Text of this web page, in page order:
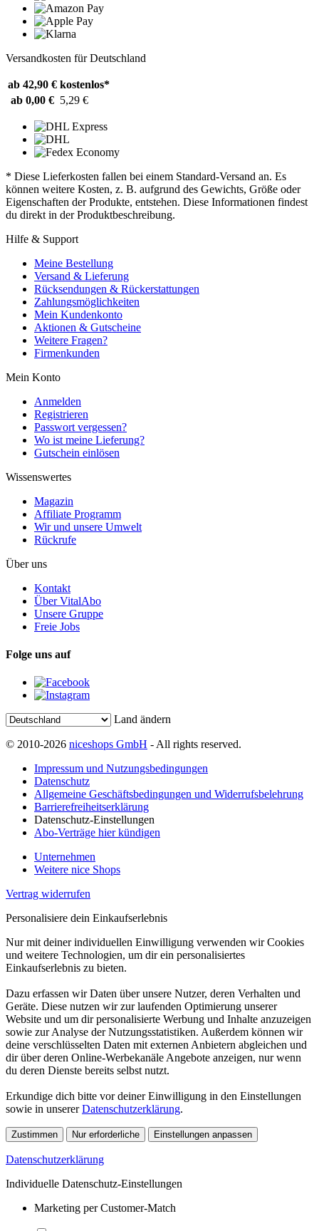
Versandkosten für Deutschland
ab 42,90 € kostenlos*
ab 0,00 € 5,29 €
* Diese Lieferkosten fallen bei einem Standard-Versand an. Es
können weitere Kosten, z. B. aufgrund des Gewichts, Größe oder
Eigenschaften der Produkte, entstehen. Diese Informationen findest
du direkt in der Produktbeschreibung.
Hilfe & Support
Meine Bestellung
Versand & Lieferung
Rücksendungen & Rückerstattungen
Zahlungsmöglichkeiten
Mein Kundenkonto
Aktionen & Gutscheine
Weitere Fragen?
Firmenkunden
Mein Konto
Anmelden
Registrieren
Passwort vergessen?
Wo ist meine Lieferung?
Gutschein einlösen
Wissenswertes
Magazin
Affiliate Programm
Wir und unsere Umwelt
Rückrufe
Über uns
Kontakt
Über VitalAbo
Unsere Gruppe
Freie Jobs
Folge uns auf
Land ändern
© 2010-2026 niceshops GmbH - All rights reserved.
Impressum und Nutzungsbedingungen
Datenschutz
Allgemeine Geschäftsbedingungen und Widerrufsbelehrung
Barrierefreiheitserklärung
Datenschutz-Einstellungen
Abo-Verträge hier kündigen
Unternehmen
Weitere nice Shops
Vertrag widerrufen
Personalisiere dein Einkaufserlebnis
Nur mit deiner individuellen Einwilligung verwenden wir Cookies
und weitere Technologien, um dir ein personalisiertes
Einkaufserlebnis zu bieten.
Dazu erfassen wir Daten über unsere Nutzer, deren Verhalten und
Geräte. Diese nutzen wir zur laufenden Optimierung unserer
Website und um dir personalisierte Werbung und Inhalte anzuzeigen
sowie zur Analyse der Nutzungsstatistiken. Außerdem können wir
deine verschlüsselten Daten mit externen Anbietern abgleichen und
dir über deren Online-Werbekanäle Angebote anzeigen, nur wenn
du deren Dienste bereits selbst nutzt.
Erkundige dich bitte vor deiner Einwilligung in den Einstellungen
sowie in unsererDatenschutzerklärung.
Zustimmen Nur erforderliche Einstellungen anpassen
Datenschutzerklärung
Individuelle Datenschutz-Einstellungen
Marketing per Customer-Match